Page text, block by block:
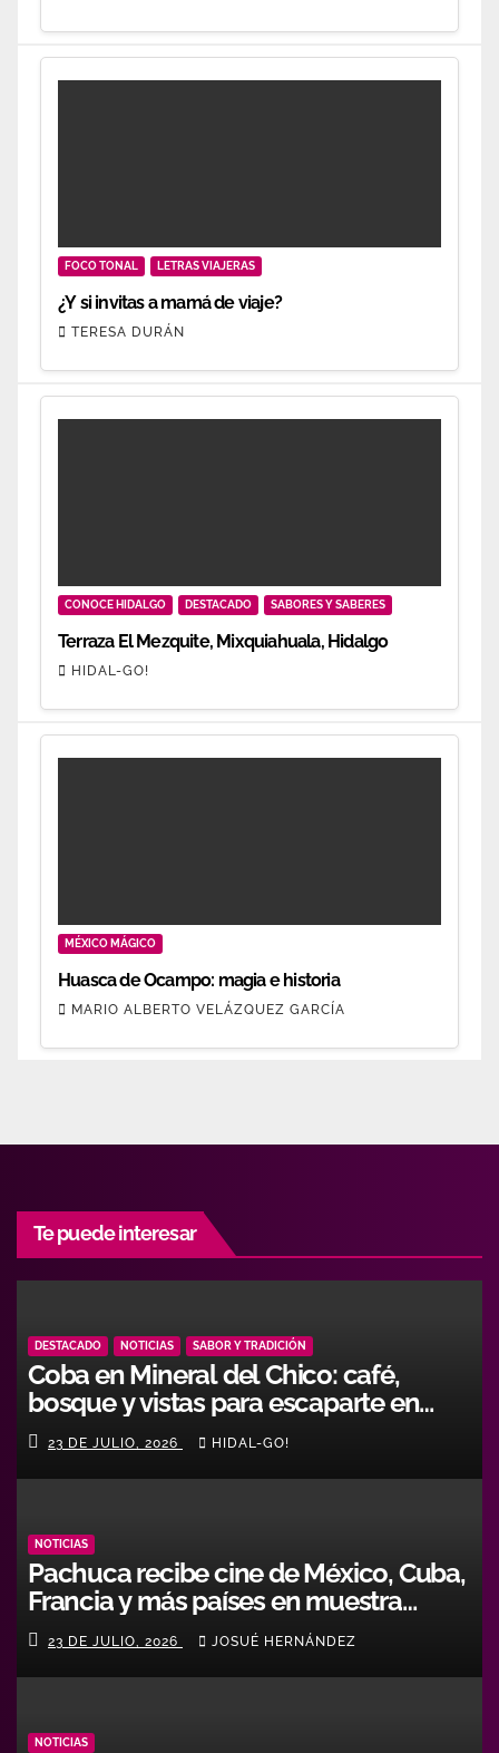
FOCO TONAL LETRAS VIAJERAS
¿Y si invitas a mamá de viaje?
TERESA DURÁN
CONOCE HIDALGO DESTACADO SABORES Y SABERES
Terraza El Mezquite, Mixquiahuala, Hidalgo
HIDAL-GO!
MÉXICO MÁGICO
Huasca de Ocampo: magia e historia
MARIO ALBERTO VELÁZQUEZ GARCÍA
Te puede interesar
DESTACADO NOTICIAS SABOR Y TRADICIÓN
Coba en Mineral del Chico: café,
bosque y vistas para escaparte en
Hidalgo
23 DE JULIO, 2026 HIDAL-GO!
NOTICIAS
Pachuca recibe cine de México, Cuba,
Francia y más países en muestra
internacional
23 DE JULIO, 2026 JOSUÉ HERNÁNDEZ
NOTICIAS